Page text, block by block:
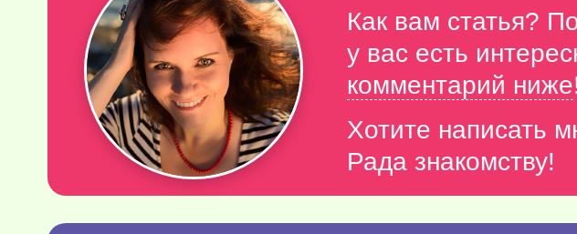
Как вам статья?
у вас есть
комментарий ниже
Хотите написать
Рада знакомству!